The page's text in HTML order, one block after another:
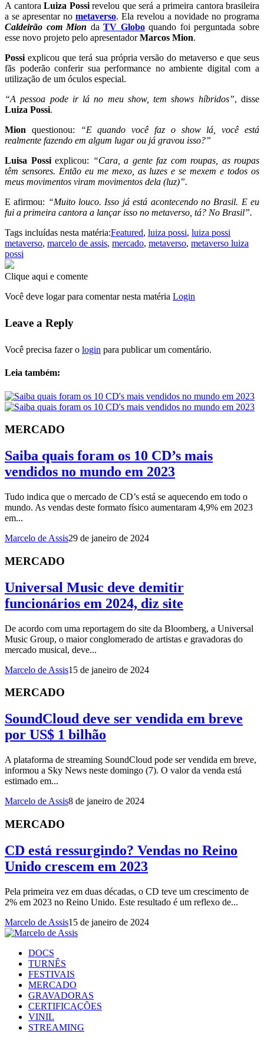
A cantora Luiza Possirevelou que será a primeira cantora brasileira
a se apresentar no metaverso. Ela revelou a novidade no programa
Caldeirão com Mion daTV Globoquando foi perguntada sobre
esse novo projeto pelo apresentadorMarcos Mion.
Possi explicou que terá sua própria versão do metaverso e que seus
fãs poderão conferir sua performance no ambiente digital com a
utilização de um óculos especial.
“A pessoa pode ir lá no meu show, tem shows híbridos”, disse
Luiza Possi.
Mion questionou: “E quando você faz o show lá, você está
realmente fazendo em algum lugar ou já gravou isso?”
Luisa Possiexplicou: “Cara, a gente faz com roupas, as roupas
têm sensores. Então eu me mexo, as luzes e se mexem e todos os
meus movimentos viram movimentos dela (luz)”.
E afirmou: “Muito louco. Isso já está acontecendo no Brasil. E eu
fui a primeira cantora a lançar isso no metaverso, tá? No Brasil”.
Tags incluídas nesta matéria:Featured, luiza possi, luiza possi
metaverso, marcelo de assis, mercado, metaverso, metaverso luiza
possi
Clique aqui e comente
Você deve logar para comentar nesta matéria Login
Leave a Reply
Você precisa fazer o login para publicar um comentário.
Leia também:
MERCADO
Saiba quais foram os 10 CD’s mais
vendidos no mundo em 2023
Tudo indica que o mercado de CD’s está se aquecendo em todo o
mundo. As vendas deste formato físico aumentaram 4,9% em 2023
em...
Marcelo de Assis29 de janeiro de 2024
MERCADO
Universal Music deve demitir
funcionários em 2024, diz site
De acordo com uma reportagem do site da Bloomberg, a Universal
Music Group, o maior conglomerado de artistas e gravadoras do
mercado musical, deve...
Marcelo de Assis15 de janeiro de 2024
MERCADO
SoundCloud deve ser vendida em breve
por US$ 1 bilhão
A plataforma de streaming SoundCloud pode ser vendida em breve,
informou a Sky News neste domingo (7). O valor da venda está
estimado em...
Marcelo de Assis8 de janeiro de 2024
MERCADO
CD está ressurgindo? Vendas no Reino
Unido crescem em 2023
Pela primeira vez em duas décadas, o CD teve um crescimento de
2% em 2023 no Reino Unido. Este resultado é um reflexo de...
Marcelo de Assis15 de janeiro de 2024
DOCS
TURNÊS
FESTIVAIS
MERCADO
GRAVADORAS
CERTIFICAÇÕES
VINIL
STREAMING